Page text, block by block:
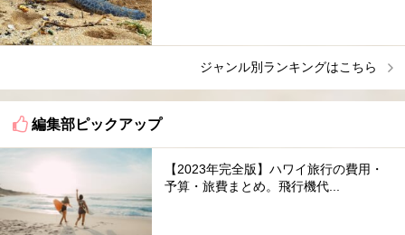
ジャンル別ランキングはこちら
編集部ピックアップ
【2023年完全版】ハワイ旅行の費用・
予算・旅費まとめ。飛行機代...